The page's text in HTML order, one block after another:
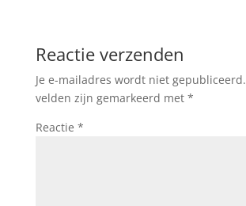
Reactie verzenden
Je e-mailadres wordt niet gepubliceerd.
velden zijn gemarkeerd met *
Reactie *